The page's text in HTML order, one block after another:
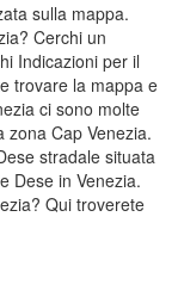
sulla mappa.
Cerchi un
Indicazioni per il
trovare la mappa e
ci sono molte
zona Cap Venezia.
stradale situata
Dese in Venezia.
Qui troverete